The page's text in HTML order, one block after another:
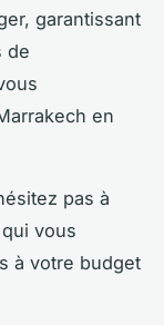
garantissant
de
en
pas à
vous
à votre budget